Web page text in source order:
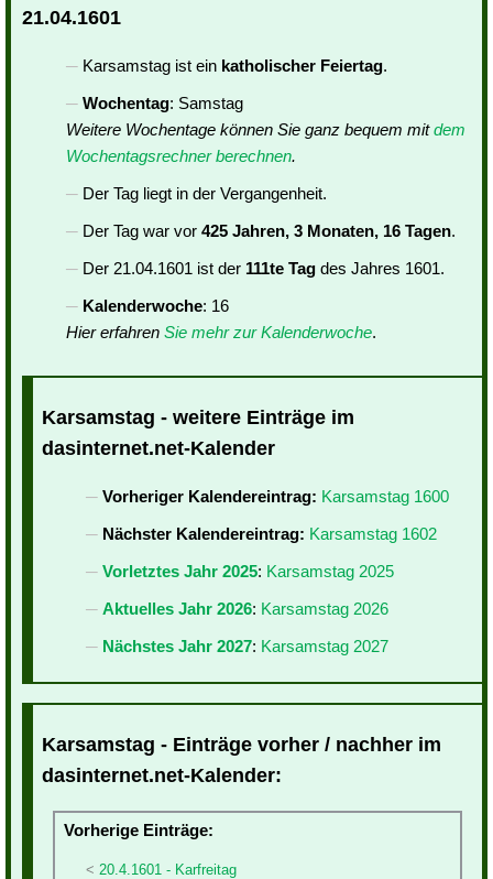
21.04.1601
Karsamstag ist ein katholischer Feiertag.
Wochentag: Samstag
Weitere Wochentage können Sie ganz bequem mitdem
Wochentagsrechner berechnen.
Der Tag liegt in der Vergangenheit.
Der Tag war vor 425 Jahren, 3 Monaten, 16 Tagen.
Der 21.04.1601 ist der 111te Tag des Jahres 1601.
Kalenderwoche: 16
Hier erfahren Sie mehr zur Kalenderwoche.
Karsamstag - weitere Einträge im
dasinternet.net-Kalender
Vorheriger Kalendereintrag: Karsamstag 1600
Nächster Kalendereintrag: Karsamstag 1602
Vorletztes Jahr 2025: Karsamstag 2025
Aktuelles Jahr 2026: Karsamstag 2026
Nächstes Jahr 2027: Karsamstag 2027
Karsamstag - Einträge vorher / nachher im
dasinternet.net-Kalender:
Vorherige Einträge:
20.4.1601 - Karfreitag